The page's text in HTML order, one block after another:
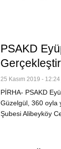
PSAKD
25 Kasım 2019 - 12:24
PİRHA- PSAKD
Güzelgül, 360 oyla
Şubesi Alibeyköy